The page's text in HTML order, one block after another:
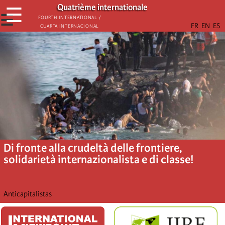
Skip
to
main
content
Quatrième internationale
Fourth International /
Cuarta Internacional
☰
☰
Di fronte alla crudeltà delle frontiere,
solidarietà internazionalista e di classe!
Anticapitalistas